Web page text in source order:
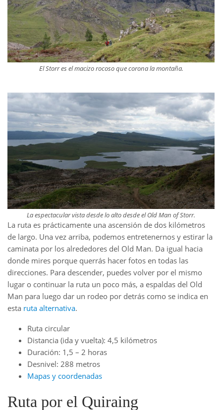
El Storr es el macizo rocoso que corona la montaña.
La espectacular vista desde lo alto desde el Old Man of Storr.
La ruta es prácticamente una ascensión de dos kilómetros
de largo. Una vez arriba, podemos entretenernos y estirar la
caminata por los alrededores del Old Man. Da igual hacia
donde mires porque querrás hacer fotos en todas las
direcciones. Para descender, puedes volver por el mismo
lugar o continuar la ruta un poco más, a espaldas del Old
Man para luego dar un rodeo por detrás como se indica en
esta ruta alternativa.
Ruta circular
Distancia (ida y vuelta): 4,5 kilómetros
Duración: 1,5 – 2 horas
Desnivel: 288 metros
Mapas y coordenadas
Ruta por el Quiraing